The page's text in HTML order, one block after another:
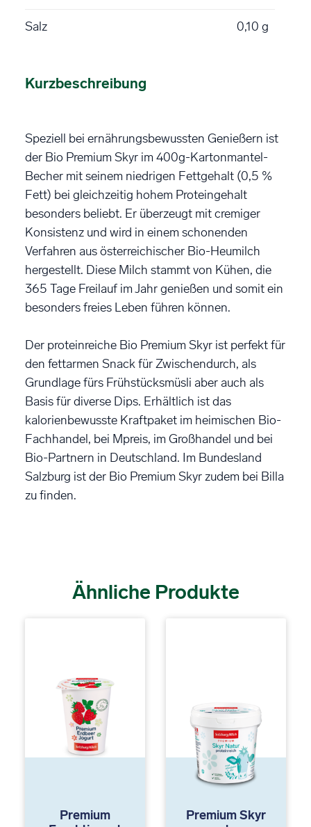
Salz 0,10 g
Kurzbeschreibung
Speziell bei ernährungsbewussten Genießern ist
der Bio Premium Skyr im 400g-Kartonmantel-
Becher mit seinem niedrigen Fettgehalt (0,5 %
Fett) bei gleichzeitig hohem Proteingehalt
besonders beliebt. Er überzeugt mit cremiger
Konsistenz und wird in einem schonenden
Verfahren aus österreichischer Bio-Heumilch
hergestellt. Diese Milch stammt von Kühen, die
365 Tage Freilauf im Jahr genießen und somit ein
besonders freies Leben führen können.
Der proteinreiche Bio Premium Skyr ist perfekt für
den fettarmen Snack für Zwischendurch, als
Grundlage fürs Frühstücksmüsli aber auch als
Basis für diverse Dips. Erhältlich ist das
kalorienbewusste Kraftpaket im heimischen Bio-
Fachhandel, bei Mpreis, im Großhandel und bei
Bio-Partnern in Deutschland. Im Bundesland
Salzburg ist der Bio Premium Skyr zudem bei Billa
zu finden.
Ähnliche Produkte
Premium
Premium Skyr